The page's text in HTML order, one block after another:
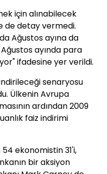
için alınabilecek
de detay vermedi.
Ağustos ayına da
ayında para
ifadesine yer verildi.
senaryosu
Ülkenin Avrupa
ardından 2009
faiz indirimi
ekonomistin 31'i,
bir aksiyon